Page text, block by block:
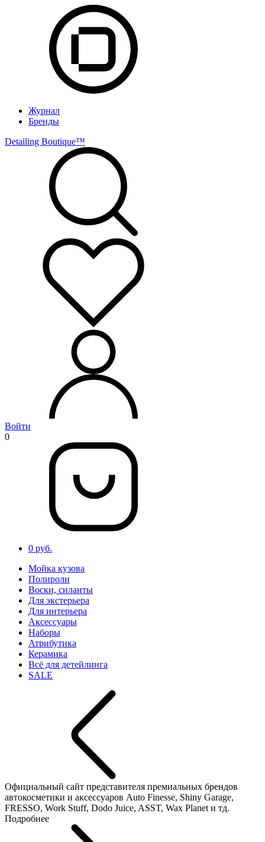
Журнал
Бренды
Detailing Boutique™️
Войти
0
0 руб.
Мойка кузова
Полироли
Воски, силанты
Для экстерьера
Для интерьера
Аксессуары
Наборы
Атрибутика
Керамика
Всё для детейлинга
SALE
Официальный сайт представителя премиальных брендов
автокосметики и аксессуаров Auto Finesse, Shiny Garage,
FRESSO, Work Stuff, Dodo Juice, ASST, Wax Planet и тд.
Подробнее